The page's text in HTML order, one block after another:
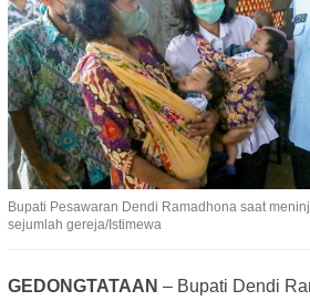
Bupati Pesawaran Dendi Ramadhona saat
sejumlah gereja/Istimewa
GEDONGTATAAN – Bupati Dendi